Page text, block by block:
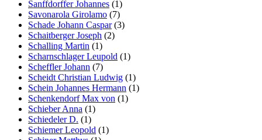
Sanffdorffer Johannes (1)
Savonarola Girolamo (7)
Schade Johann Caspar(3)
Schaitberger Joseph (2)
Schalling Martin (1)
Scharnschlager Leupold (1)
Scheffler Johann (7)
Scheidt Christian Ludwig (1)
Schein Johannes Hermann (1)
Schenkendorf Max von (1)
Schieber Anna (1)
Schiedeler D. (1)
Schiemer Leopold (1)